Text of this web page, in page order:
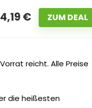
4,19 € ZUM DEAL
reicht. Alle Preise
die heißesten